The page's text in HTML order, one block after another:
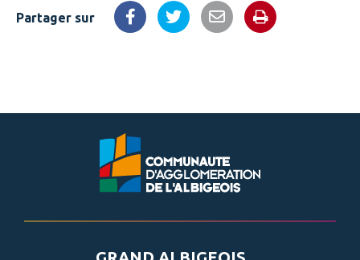
Partager sur Partager sur Facebook
Partager sur Twitter
Partager par email
Imprimer la